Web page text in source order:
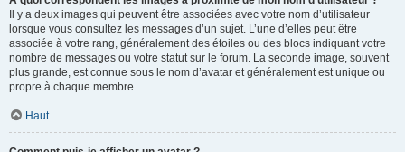
Il y a deux images qui peuvent être associées avec votre nom d’utilisateur
lorsque vous consultez les messages d’un sujet. L’une d’elles peut être
associée à votre rang, généralement des étoiles ou des blocs indiquant votre
nombre de messages ou votre statut sur le forum. La seconde image, souvent
plus grande, est connue sous le nom d’avatar et généralement est unique ou
propre à chaque membre.
Haut